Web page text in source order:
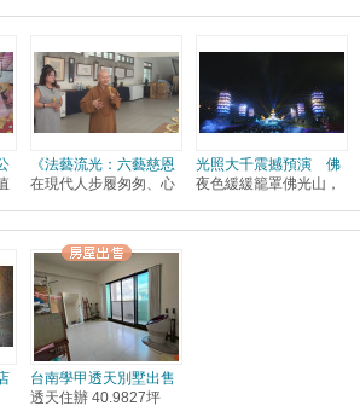
《法藝流光：六藝慈恩
在現代人步履匆匆、心
光照大千震撼預演 佛
夜色緩緩籠罩佛光山，
台南學甲透天別墅出售
透天住辦 40.9827坪